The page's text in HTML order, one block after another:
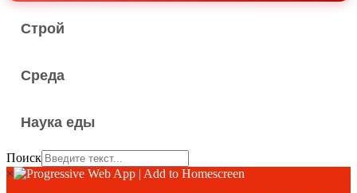
Строй
Среда
Наука еды
Поиск
×